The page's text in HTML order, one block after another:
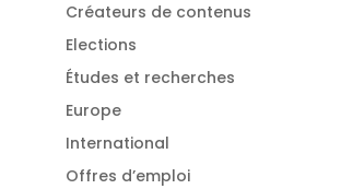
Créateurs de contenus
Elections
Études et recherches
Europe
International
Offres d’emploi